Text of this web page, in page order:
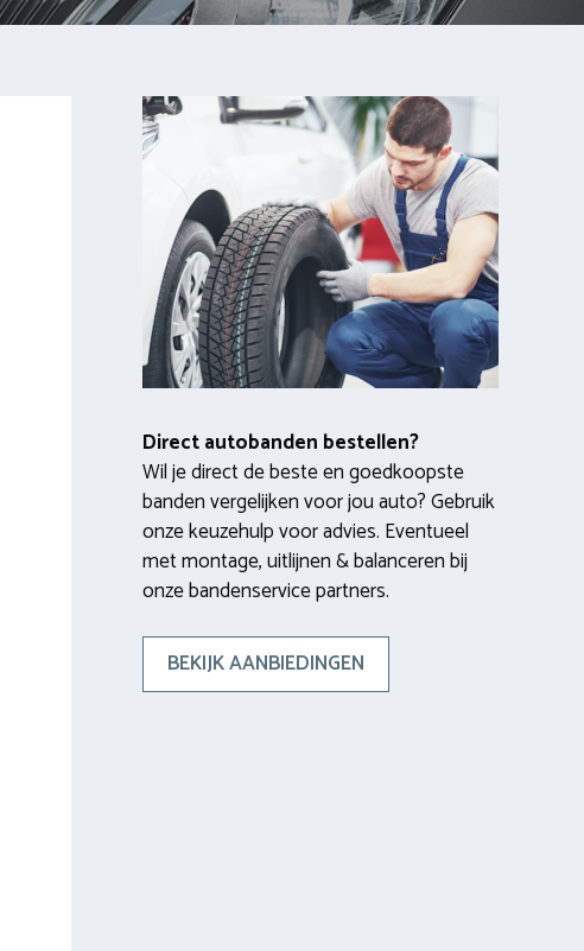
Direct autobanden bestellen?
Wil je direct de beste en goedkoopste
banden vergelijken voor jou auto? Gebruik
onze keuzehulp voor advies. Eventueel
met montage, uitlijnen & balanceren bij
onze bandenservice partners.
BEKIJK AANBIEDINGEN